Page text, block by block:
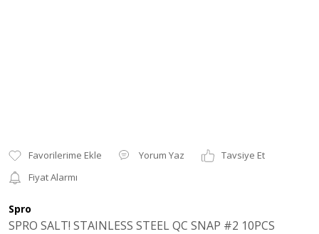
Yorum Yaz
Tavsiye Et
Fiyat Alarmı
Spro
SPRO SALT! STAINLESS STEEL QC SNAP #2 10PCS